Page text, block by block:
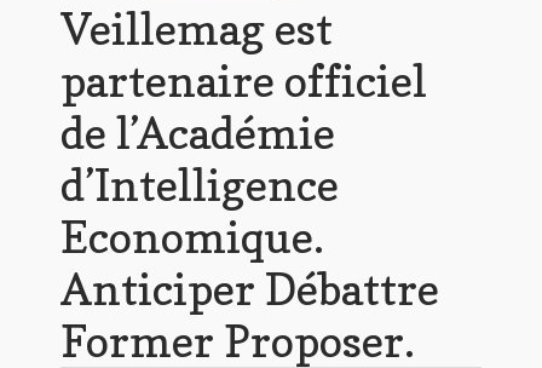
Veillemag est
partenaire officiel
de l’Académie
d’Intelligence
Economique.
Anticiper Débattre
Former Proposer.